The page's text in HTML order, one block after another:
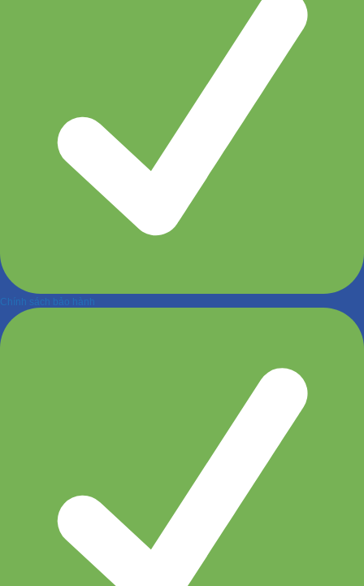
Chính sách bảo hành